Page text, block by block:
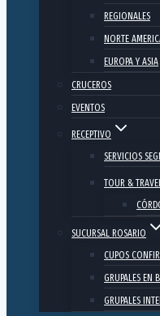
REGIONALES
NORTE
EUROPA Y ASIA
CRUCEROS
EVENTOS
RECEPTIVO
SERVICIOS
TOUR &
SUCURSAL ROSARIO
CUPOS
GRUPALES EN
GRUPALES